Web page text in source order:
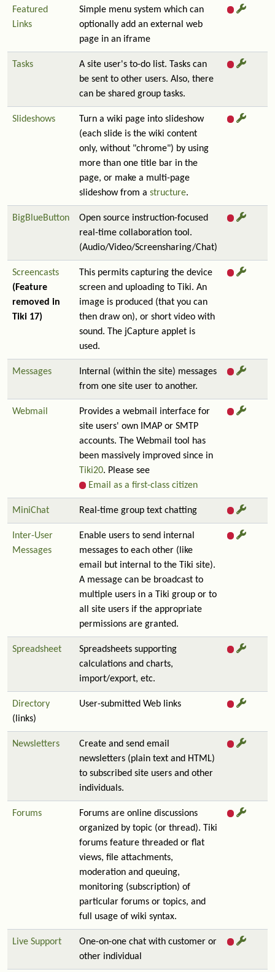
Featured
Links
Simple menu system which can
optionally add an external web
page in an iframe
Tasks
A site user's to-do list. Tasks can
be sent to other users. Also, there
can be shared group tasks.
Slideshows
Turn a wiki page into slideshow
(each slide is the wiki content
only, without "chrome") by using
more than one title bar in the
page, or make a multi-page
slideshow from a structure.
BigBlueButton
Open source instruction-focused
real-time collaboration tool.
(Audio/Video/Screensharing/Chat)
Screencasts
(Feature
removed in
Tiki 17)
This permits capturing the device
screen and uploading to Tiki. An
image is produced (that you can
then draw on), or short video with
sound. The jCapture applet is
used.
Messages
Internal (within the site) messages
from one site user to another.
Webmail
Provides a webmail interface for
site users' own IMAP or SMTP
accounts. The Webmail tool has
been massively improved since in
Tiki20. Please see
Email as a first-class citizen
MiniChat Real-time group text chatting
Inter-User
Messages
Enable users to send internal
messages to each other (like
email but internal to the Tiki site).
A message can be broadcast to
multiple users in a Tiki group or to
all site users if the appropriate
permissions are granted.
Spreadsheet
Spreadsheets supporting
calculations and charts,
import/export, etc.
Directory
(links)
User-submitted Web links
Newsletters
Create and send email
newsletters (plain text and HTML)
to subscribed site users and other
individuals.
Forums
Forums are online discussions
organized by topic (or thread). Tiki
forums feature threaded or flat
views, file attachments,
moderation and queuing,
monitoring (subscription) of
particular forums or topics, and
full usage of wiki syntax.
Live Support
One-on-one chat with customer or
other individual